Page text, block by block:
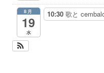
8月
19
水
10:30 歌と